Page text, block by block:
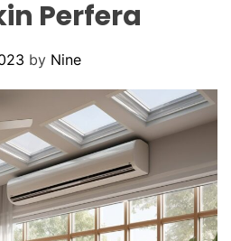
D
E
Perfera
by Nine